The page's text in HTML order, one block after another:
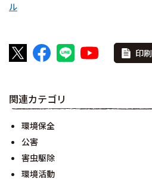
ル
印刷
関連カテゴリ
環境保全
公害
害虫駆除
環境活動